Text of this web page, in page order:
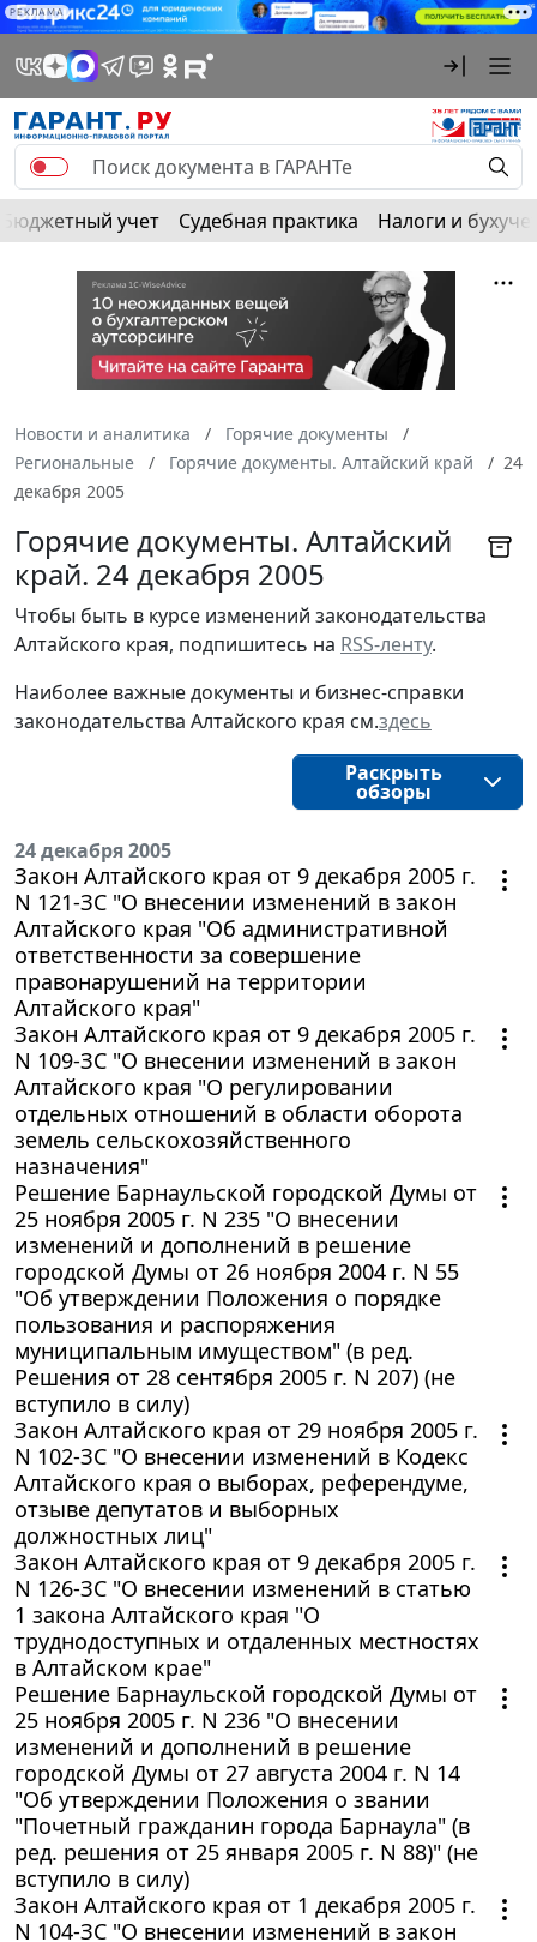
РЕКЛАМА
Бюджетный учет Судебная практика Налоги и
Новости и аналитика
Горячие документы
Региональные
Горячие документы. Алтайский край
24
декабря 2005
Горячие документы. Алтайский
край. 24 декабря 2005
Чтобы быть в курсе изменений законодательства
Алтайского края, подпишитесь на RSS-ленту.
Наиболее важные документы и бизнес-справки
законодательства Алтайского края см.здесь
Раскрыть
обзоры
24 декабря 2005
Закон Алтайского края от 9 декабря 2005 г.
N 121-ЗС "О внесении изменений в закон
Алтайского края "Об административной
ответственности за совершение
правонарушений на территории
Алтайского края"
Закон Алтайского края от 9 декабря 2005 г.
N 109-ЗС "О внесении изменений в закон
Алтайского края "О регулировании
отдельных отношений в области оборота
земель сельскохозяйственного
назначения"
Решение Барнаульской городской Думы от
25 ноября 2005 г. N 235 "О внесении
изменений и дополнений в решение
городской Думы от 26 ноября 2004 г. N 55
"Об утверждении Положения о порядке
пользования и распоряжения
муниципальным имуществом" (в ред.
Решения от 28 сентября 2005 г. N 207) (не
вступило в силу)
Закон Алтайского края от 29 ноября 2005 г.
N 102-ЗС "О внесении изменений в Кодекс
Алтайского края о выборах, референдуме,
отзыве депутатов и выборных
должностных лиц"
Закон Алтайского края от 9 декабря 2005 г.
N 126-ЗС "О внесении изменений в статью
1 закона Алтайского края "О
труднодоступных и отдаленных местностях
в Алтайском крае"
Решение Барнаульской городской Думы от
25 ноября 2005 г. N 236 "О внесении
изменений и дополнений в решение
городской Думы от 27 августа 2004 г. N 14
"Об утверждении Положения о звании
"Почетный гражданин города Барнаула" (в
ред. решения от 25 января 2005 г. N 88)" (не
вступило в силу)
Закон Алтайского края от 1 декабря 2005 г.
N 104-ЗС "О внесении изменений в закон